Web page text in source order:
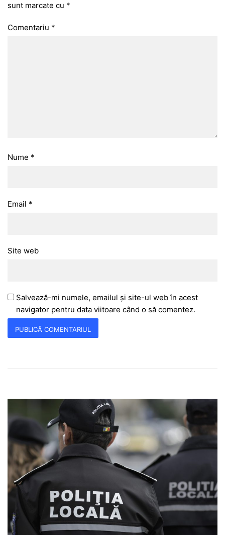
sunt marcate cu *
Comentariu *
Nume *
Email *
Site web
Salvează-mi numele, emailul și site-ul web în acest
navigator pentru data viitoare când o să comentez.